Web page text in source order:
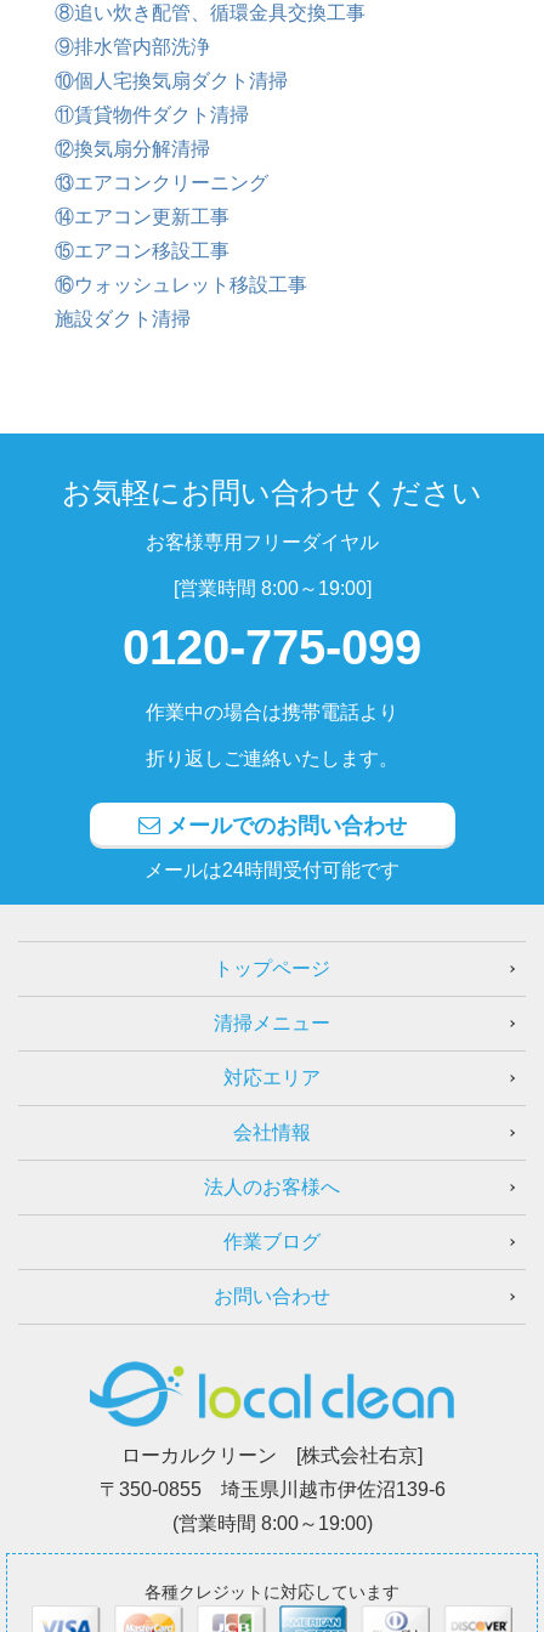
⑧追い炊き配管、循環金具交換工事
⑨排水管内部洗浄
⑩個人宅換気扇ダクト清掃
⑪賃貸物件ダクト清掃
⑫換気扇分解清掃
⑬エアコンクリーニング
⑭エアコン更新工事
⑮エアコン移設工事
⑯ウォッシュレット移設工事
施設ダクト清掃
お気軽にお問い合わせください
お客様専用フリーダイヤル
[営業時間 8:00～19:00]
0120-775-099
作業中の場合は携帯電話より
折り返しご連絡いたします。
メールでのお問い合わせ
メールは24時間受付可能です
トップページ
清掃メニュー
対応エリア
会社情報
法人のお客様へ
作業ブログ
お問い合わせ
ローカルクリーン [株式会社右京]
〒350-0855 埼玉県川越市伊佐沼139-6
(営業時間 8:00～19:00)
各種クレジットに対応しています